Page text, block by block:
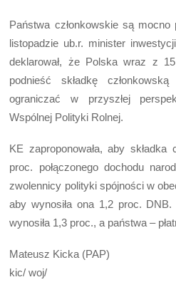
Państwa członkowskie są
listopadzie ub.r. minister
deklarował, że Polska wraz z
podnieść składkę
ograniczać w przyszłej
Wspólnej Polityki Rolnej.
KE zaproponowała, aby składka
proc. połączonego dochodu
zwolennicy polityki spójności w
aby wynosiła ona 1,2 proc. DNB.
wynosiła 1,3 proc., a państwa –
Mateusz Kicka (PAP)
kic/ woj/